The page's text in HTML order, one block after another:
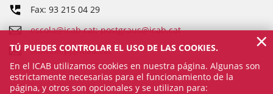
Fax: 93 215 04 29
escola@icab.cat; postgraus@icab.cat
alumniepj@icab.cat
TÚ PUEDES CONTROLAR EL USO DE LAS COOKIES.
En el ICAB utilizamos cookies en nuestra página. Algunas son
estrictamente necesarias para el funcionamiento de la
página, y otros son opcionales y se utilizan para:
×